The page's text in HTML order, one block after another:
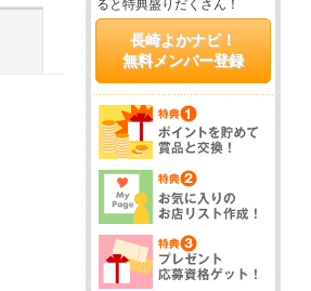
ると特典盛りだくさん！
長崎よかナビ！
無料メンバー登録